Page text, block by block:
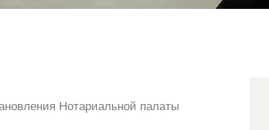
Нотариальной палаты